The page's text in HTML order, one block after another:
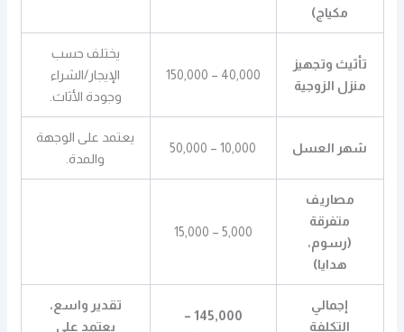
مكياج)
تأثيث وتجهيز
منزل الزوجية
40,000 – 150,000
يختلف حسب
الإيجار/الشراء
وجودة الأثاث.
شهر العسل 10,000 – 50,000
يعتمد على الوجهة
والمدة.
مصاريف
متفرقة
(رسوم،
هدايا)
5,000 – 15,000
إجمالي
التكلفة
145,000 –
تقدير واسع،
يعتمد على